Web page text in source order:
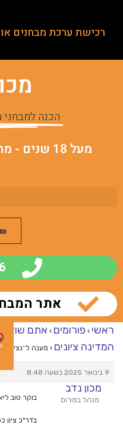
רכישת ערכת מבחנים
הכנה למבחני
מעל 18 שנים - מחברים אתכם להצלחה
₪
אתר
ראשי › פורומים › אתם
המדינה ציונים › מענה ל־נציבות
9 בינואר 2025 בשעה 8:48
מכון נדב
מנהל בפורום בוקר טוב
בדר"כ ציון